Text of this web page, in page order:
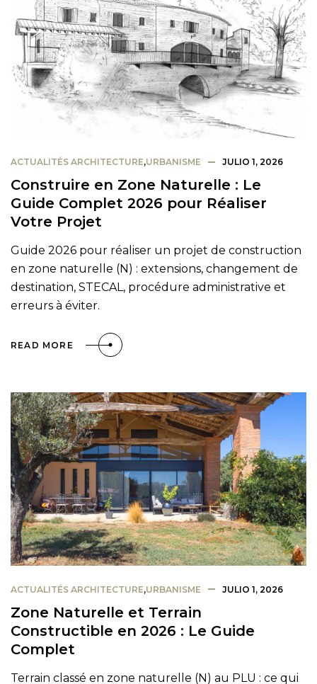
ACTUALITÉS ARCHITECTURE,URBANISME JULIO 1, 2026
Construire en Zone Naturelle : Le
Guide Complet 2026 pour Réaliser
Votre Projet
Guide 2026 pour réaliser un projet de construction
en zone naturelle (N) : extensions, changement de
destination, STECAL, procédure administrative et
erreurs à éviter.
READ MORE
ACTUALITÉS ARCHITECTURE,URBANISME JULIO 1, 2026
Zone Naturelle et Terrain
Constructible en 2026 : Le Guide
Complet
Terrain classé en zone naturelle (N) au PLU : ce qui